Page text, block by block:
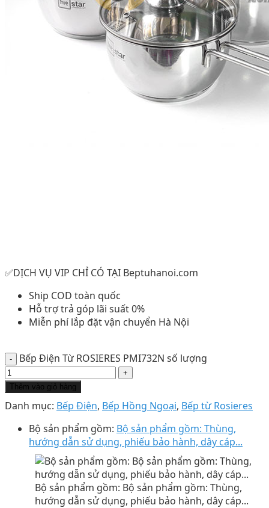
✅DỊCH VỤ VIP CHỈ CÓ TẠI Beptuhanoi.com
Ship COD toàn quốc
Hỗ trợ trả góp lãi suất 0%
Miễn phí lắp đặt vận chuyển Hà Nội
Bếp Điện Từ ROSIERES PMI732N số lượng
Thêm vào giỏ hàng
Danh mục: Bếp Điện, Bếp Hồng Ngoại, Bếp từ Rosieres
Bộ sản phẩm gồm: Bộ sản phẩm gồm: Thùng,
hướng dẫn sử dụng, phiếu bảo hành, dây cáp...
Bộ sản phẩm gồm: Bộ sản phẩm gồm: Thùng,
hướng dẫn sử dụng, phiếu bảo hành, dây cáp...